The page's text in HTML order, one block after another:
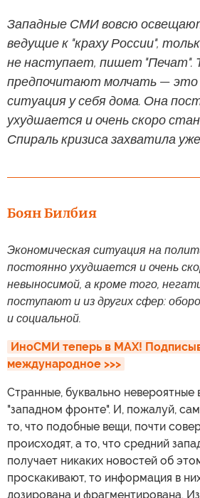
Западные СМИ вовсю
ведущие к "краху России",
не наступает, пишет "Печат".
предпочитают молчать — это
ситуация у себя дома. Она
ухудшается и очень скоро
Спираль кризиса захватила
Боян Билбия
Экономическая ситуация на
постоянно ухудшается и очень
невыносимой, а кроме того,
поступают и из других сфер:
и социальной.
ИноСМИ теперь в MAX!
международное >>>
Странные, буквально невероятные
"западном фронте". И, пожалуй,
то, что подобные вещи, почти
происходят, а то, что средний
получает никаких новостей об
проскакивают, то информация в
дозирована и фрагментирована.